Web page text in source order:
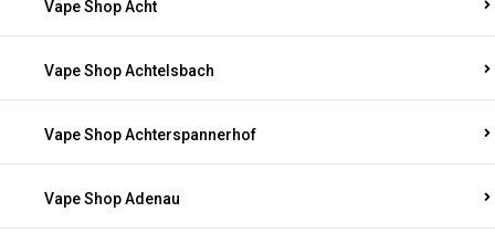
Vape Shop Acht
Vape Shop Achtelsbach
Vape Shop Achterspannerhof
Vape Shop Adenau